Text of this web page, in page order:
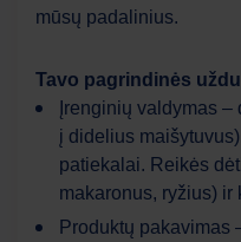
mūsų padalinius.
Tavo pagrindinės
Įrenginių valdymas
į didelius
patiekalai. Reikės
makaronus, ryžius) ir
Produktų pakavimas